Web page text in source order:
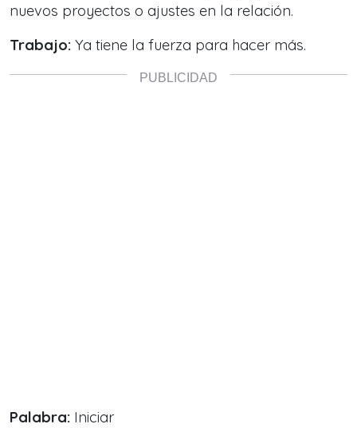
nuevos proyectos o ajustes en la relación.
Trabajo: Ya tiene la fuerza para hacer más.
Palabra: Iniciar